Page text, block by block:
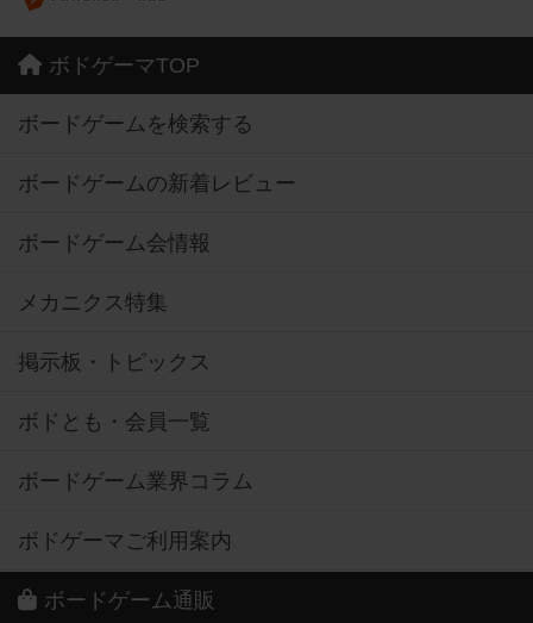
ボドゲーマTOP
ボードゲームを検索する
ボードゲームの新着レビュー
ボードゲーム会情報
メカニクス特集
掲示板・トピックス
ボドとも・会員一覧
ボードゲーム業界コラム
ボドゲーマご利用案内
ボードゲーム通販